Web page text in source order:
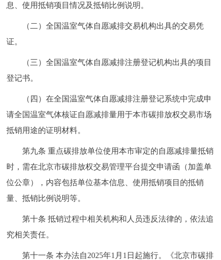
息、使用抵销项目情况及抵销比例说明。
（二）全国温室气体自愿减排交易机构出具的交易凭
证。
（三）全国温室气体自愿减排注册登记机构出具的项目
登记书。
（四）在全国温室气体自愿减排注册登记系统中完成申
请全国温室气体核证自愿减排量用于本市碳排放权交易市场
抵销用途的证明材料。
第九条 重点碳排放单位使用本市审定的自愿减排量抵销
时，需在北京市碳排放权交易管理平台提交申请函（加盖单
位公章），内容包括单位基本信息、使用抵销项目的抵销
量、抵销比例说明等。
第十条 抵销过程中相关机构和人员违反法律的，依法追
究相关责任。
第十一条 本办法自2025年1月1日起施行。《北京市碳排